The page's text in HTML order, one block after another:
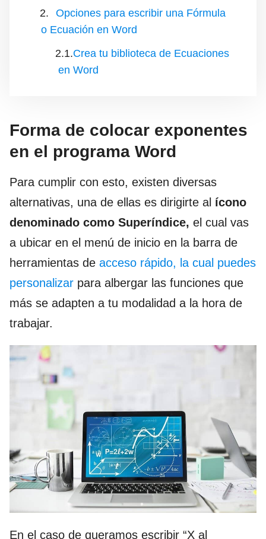
Opciones para escribir una Fórmula
o Ecuación en Word
Crea tu biblioteca de Ecuaciones
en Word
Forma de colocar exponentes
en el programa Word
Para cumplir con esto, existen diversas
alternativas, una de ellas es dirigirte al ícono
denominado como Superíndice, el cual vas
a ubicar en el menú de inicio en la barra de
herramientas de acceso rápido, la cual puedes
personalizar para albergar las funciones que
más se adapten a tu modalidad a la hora de
trabajar.
En el caso de queramos escribir “X al